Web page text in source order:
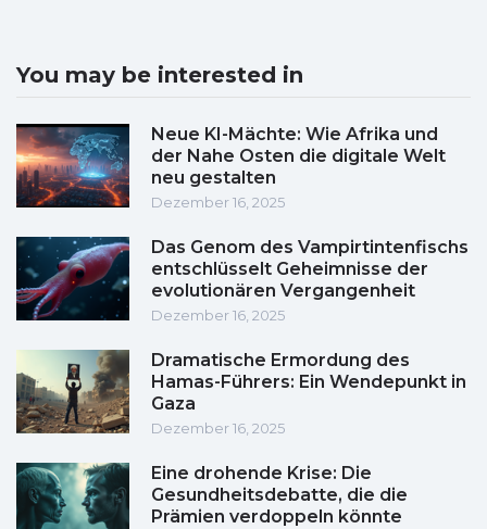
You may be interested in
Neue KI-Mächte: Wie Afrika und
der Nahe Osten die digitale Welt
neu gestalten
Dezember 16, 2025
Das Genom des Vampirtintenfischs
entschlüsselt Geheimnisse der
evolutionären Vergangenheit
Dezember 16, 2025
Dramatische Ermordung des
Hamas-Führers: Ein Wendepunkt in
Gaza
Dezember 16, 2025
Eine drohende Krise: Die
Gesundheitsdebatte, die die
Prämien verdoppeln könnte